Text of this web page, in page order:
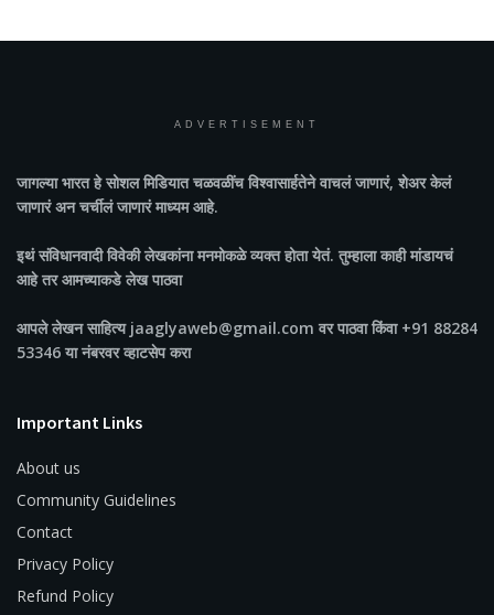
ADVERTISEMENT
जागल्या भारतहे सोशल मिडियात चळवळींच विश्वासार्हतेने वाचलं जाणारं, शेअर केलं
जाणारं अन चर्चीलं जाणारं माध्यम आहे.
इथं संविधानवादी विवेकी लेखकांना मनमोकळे व्यक्त होता येतं. तुम्हाला काही मांडायचं
आहे तर आमच्याकडे लेख पाठवा
आपले लेखन साहित्य jaaglyaweb@gmail.com वर पाठवा किंवा +91 88284
53346 या नंबरवर व्हाटसेप करा
Important Links
About us
Community Guidelines
Contact
Privacy Policy
Refund Policy